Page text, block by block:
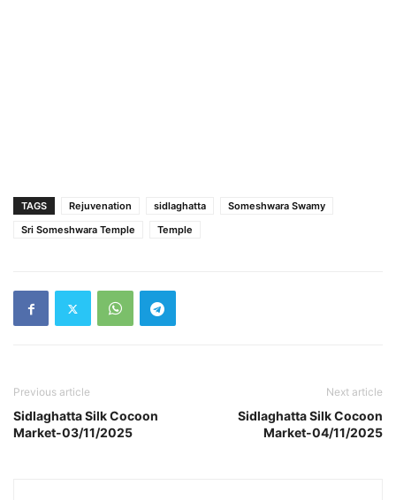
TAGS Rejuvenation sidlaghatta
Someshwara Swamy
Sri Someshwara Temple
Temple
Previous article
Sidlaghatta Silk Cocoon
Market-03/11/2025
Next article
Sidlaghatta Silk Cocoon
Market-04/11/2025